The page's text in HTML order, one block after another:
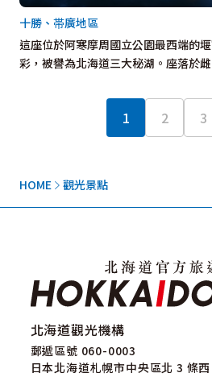
HOME 觀光景點
這座位於阿寒摩周國立公園最西端的
彩，被譽為北海道三大秘湖。座落於
十勝、帯廣地區
1 2 3
北海道觀光機構
郵遞區號 060-0003
日本北海道札幌市中央區北 3 條